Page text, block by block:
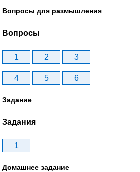
Вопросы для размышления
Вопросы
1 2 3
4 5 6
Задание
Задания
1
Домашнее задание